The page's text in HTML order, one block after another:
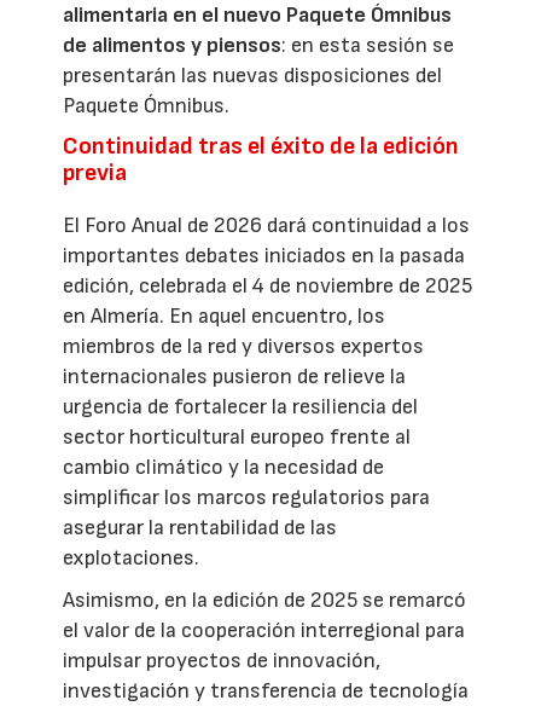
alimentaria en el nuevo Paquete Ómnibus
de alimentos y piensos: en esta sesión se
presentarán las nuevas disposiciones del
Paquete Ómnibus.
Continuidad tras el éxito de la edición
previa
El Foro Anual de 2026 dará continuidad a los
importantes debates iniciados en la pasada
edición, celebrada el 4 de noviembre de 2025
en Almería. En aquel encuentro, los
miembros de la red y diversos expertos
internacionales pusieron de relieve la
urgencia de fortalecer la resiliencia del
sector horticultural europeo frente al
cambio climático y la necesidad de
simplificar los marcos regulatorios para
asegurar la rentabilidad de las
explotaciones.
Asimismo, en la edición de 2025 se remarcó
el valor de la cooperación interregional para
impulsar proyectos de innovación,
investigación y transferencia de tecnología